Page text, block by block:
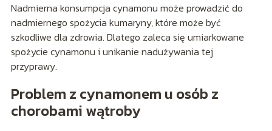
Nadmierna konsumpcja cynamonu może prowadzić do
nadmiernego spożycia kumaryny, które może być
szkodliwe dla zdrowia. Dlatego zaleca się umiarkowane
spożycie cynamonu i unikanie nadużywania tej
przyprawy.
Problem z cynamonem u osób z
chorobami wątroby